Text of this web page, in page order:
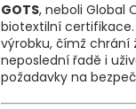
GOTS, neboli Global
biotextilní
výrobku, čímž chrání
neposlední řadě i
požadavky na